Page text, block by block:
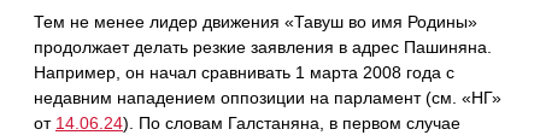
Тем не менее лидер движения «Тавуш во имя Родины»
продолжает делать резкие заявления в адрес Пашиняна.
Например, он начал сравнивать 1 марта 2008 года с
недавним нападением оппозиции на парламент (см. «НГ»
от 14.06.24). По словам Галстаняна, в первом случае